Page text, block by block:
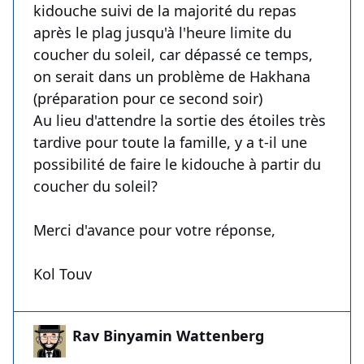
kidouche suivi de la majorité du repas
après le plag jusqu'à l'heure limite du
coucher du soleil, car dépassé ce temps,
on serait dans un problème de Hakhana
(préparation pour ce second soir)
Au lieu d'attendre la sortie des étoiles très
tardive pour toute la famille, y a t-il une
possibilité de faire le kidouche à partir du
coucher du soleil?
Merci d'avance pour votre réponse,
Kol Touv
Rav Binyamin Wattenberg